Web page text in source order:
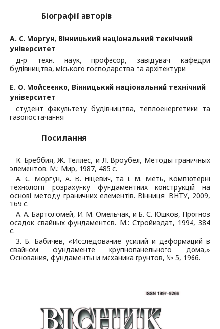
Біографії авторів
А. С. Моргун, Вінницький національний технічний
університет
д-р техн. наук, професор, завідувач кафедри
будівництва, міського господарства та архітектури
Е. О. Мойсеєнко, Вінницький національний технічний
університет
студент факультету будівництва, теплоенергетики та
газопостачання
Посилання
К. Бреббия, Ж. Теллес, и Л. Вроубел, Методы граничных
элементов. М.: Мир, 1987, 485 с.
А. С. Моргун, А. В. Ніцевич, та І. М. Меть, Комп’ютерні
технології розрахунку фундаментних конструкцій на
основі методу граничних елементів. Вінниця: ВНТУ, 2009,
169 с.
А. А. Бартоломей, И. М. Омельчак, и Б. С. Юшков, Прогноз
осадок свайных фундаментов. М.: Стройиздат, 1994, 384
с.
З. В. Бабичев, «Исследование усилий и деформаций в
свайном фундаменте крупнопанельного дома,»
Основания, фундаменты и механика грунтов, № 5, 1966.